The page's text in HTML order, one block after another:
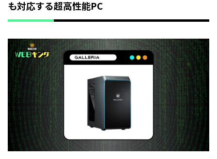
も対応する超高性能PC